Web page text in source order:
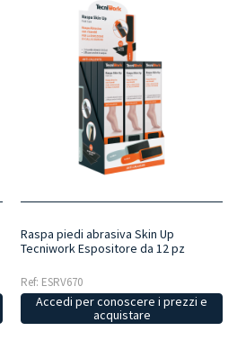
Raspa piedi abrasiva Skin Up
Tecniwork Espositore da 12 pz
Ref: ESRV670
Accedi per conoscere i prezzi e
acquistare